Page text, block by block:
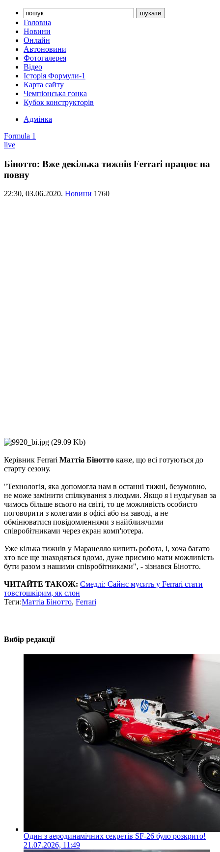
Головна
Новини
Онлайн
Автоновини
Фотогалерея
Відео
Історія Формули-1
Карта сайту
Чемпіонська гонка
Кубок конструкторів
Адмінка
Formula 1
live
Бінотто: Вже декілька тижнів Ferrari працює на
повну
22:30, 03.06.2020. Новини 1760
Керівник Ferrari Маттіа Бінотто каже, що всі готуються до
старту сезону.
"Технологія, яка допомогла нам в останні тижні, безумовно,
не може замінити спілкування з людьми. Якщо я і нудьгував за
чимось більше всього на світі, то це можливість особисто
поговорити з колегами в офісі або на заводі, а не
обмінюватися повідомленнями з найближчими
співробітниками через екран комп'ютера.
Уже кілька тижнів у Маранелло кипить робота, і, хоча багато
хто все ще знаходяться вдома, дуже приємно мати можливість
бути разом з нашими співробітниками", - зізнався Бінотто.
ЧИТАЙТЕ ТАКОЖ: Смедлі: Сайнс мусить у Ferrari стати
товстошкірим, як слон
Теги:Маттіа Бінотто, Ferrari
Вибір редакції
Один з аеродинамічних секретів SF-26 було розкрито!
21.07.2026, 11:49